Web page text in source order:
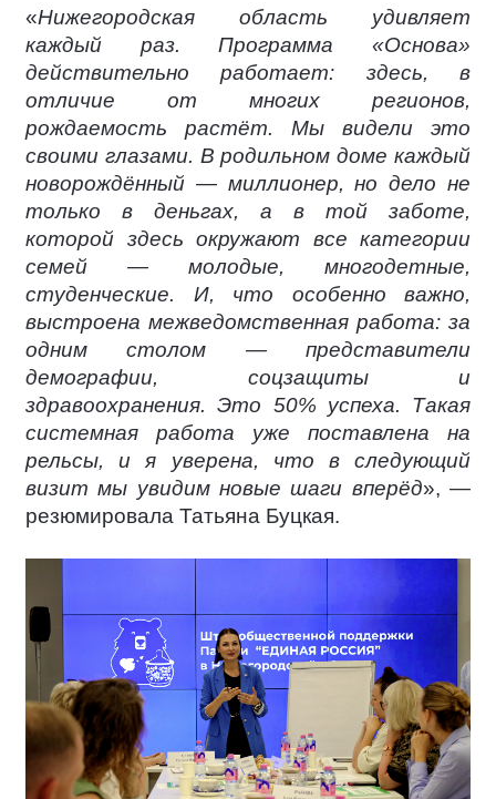
«Нижегородская область удивляет
каждый раз. Программа «Основа»
действительно работает: здесь, в
отличие от многих регионов,
рождаемость растёт. Мы видели это
своими глазами. В родильном доме каждый
новорождённый — миллионер, но дело не
только в деньгах, а в той заботе,
которой здесь окружают все категории
семей — молодые, многодетные,
студенческие. И, что особенно важно,
выстроена межведомственная работа: за
одним столом — представители
демографии, соцзащиты и
здравоохранения. Это 50% успеха. Такая
системная работа уже поставлена на
рельсы, и я уверена, что в следующий
визит мы увидим новые шаги вперёд», —
резюмировала Татьяна Буцкая.